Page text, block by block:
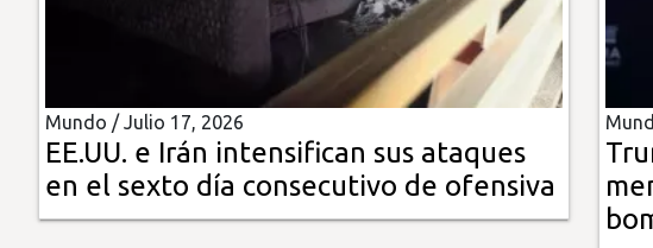
Multimedia
Impreso
Mundo /Julio 17, 2026
EE.UU. e Irán intensifican sus ataques
en el sexto día consecutivo de ofensiva